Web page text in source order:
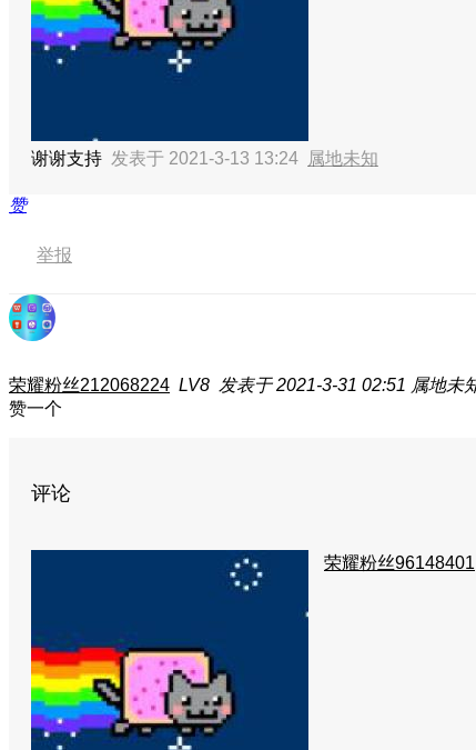
谢谢支持 发表于 2021-3-13 13:24 属地未知
赞
举报
荣耀粉丝212068224 LV8 发表于 2021-3-31 02:51 属地未
赞一个
评论
荣耀粉丝96148401